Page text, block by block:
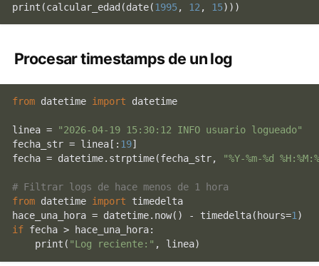
print (calcular_edad(date(1995, 12 , 15
Procesar timestamps de un log
from datetime import datetime
linea =
"2026-04-19 15:30:12 INFO usuario logueado"
fecha_str = linea[: 19]
fecha = datetime.strptime(fecha_str,
"%Y-%m-%d
# Filtrar logs de hace menos de 1 hora
from datetime import timedelta
hace_una_hora = datetime.now() - timedelta(hours=1
if fecha > hace_una_hora:
print ( "Log reciente:"